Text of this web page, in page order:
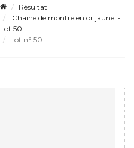
Résultat
Chaine de montre en or jaune. -
Lot 50
Lot n° 50